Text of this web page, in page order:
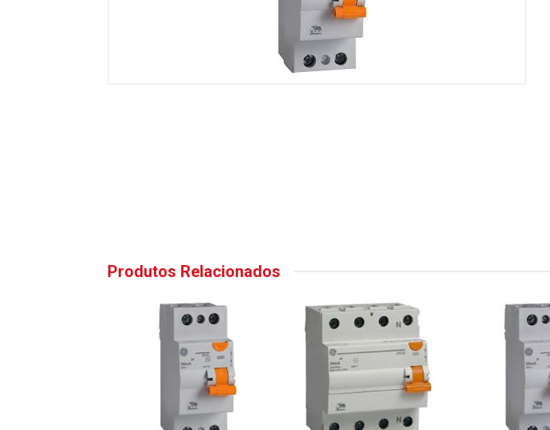
Produtos Relacionados